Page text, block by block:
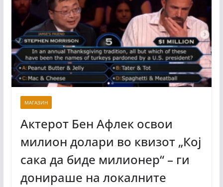
МАГАЗИН
Актерот Бен Афлек освои
милион долари во квизот „Кој
сака да биде милионер“ – ги
донираше на локалните